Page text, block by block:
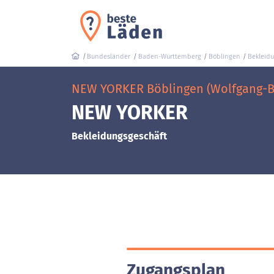
Bundesländer Baden-Württemberg Böblingen
NEW YORKER Böblingen
NEW YORKER
Bekleidungsgeschäft